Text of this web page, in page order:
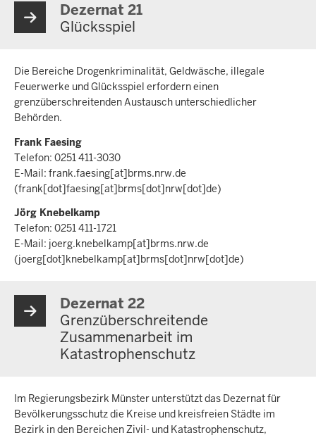
Dezernat 21
Glücksspiel
Die Bereiche Drogenkriminalität, Geldwäsche, illegale
Feuerwerke und Glücksspiel erfordern einen
grenzüberschreitenden Austausch unterschiedlicher
Behörden.
Frank Faesing
Telefon: 0251 411-3030
E-Mail: frank.faesing[at]brms.nrw.de
(frank[dot]faesing[at]brms[dot]nrw[dot]de)
Jörg Knebelkamp
Telefon: 0251 411-1721
E-Mail: joerg.knebelkamp[at]brms.nrw.de
(joerg[dot]knebelkamp[at]brms[dot]nrw[dot]de)
Dezernat 22
Grenzüberschreitende
Zusammenarbeit im
Katastrophenschutz
Im Regierungsbezirk Münster unterstützt das Dezernat für
Bevölkerungsschutz die Kreise und kreisfreien Städte im
Bezirk in den Bereichen Zivil- und Katastrophenschutz,